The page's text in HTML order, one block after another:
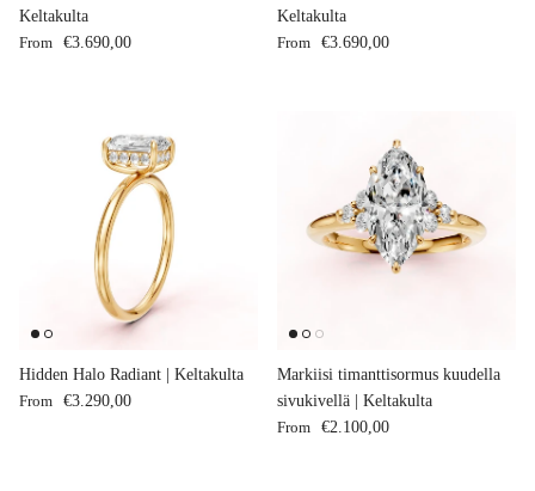
Keltakulta
Regular price
From €3.690,00
Keltakulta
Regular price
From €3.690,00
Hidden Halo Radiant | Keltakulta
Regular price
From €3.290,00
Markiisi timanttisormus kuudella
sivukivellä | Keltakulta
Regular price
From €2.100,00